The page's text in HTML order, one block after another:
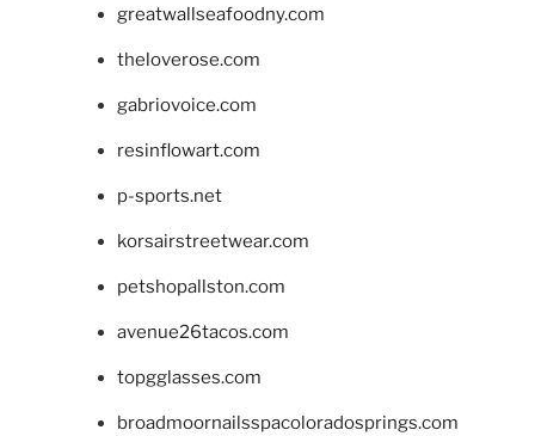
greatwallseafoodny.com
theloverose.com
gabriovoice.com
resinflowart.com
p-sports.net
korsairstreetwear.com
petshopallston.com
avenue26tacos.com
topgglasses.com
broadmoornailsspacoloradosprings.com